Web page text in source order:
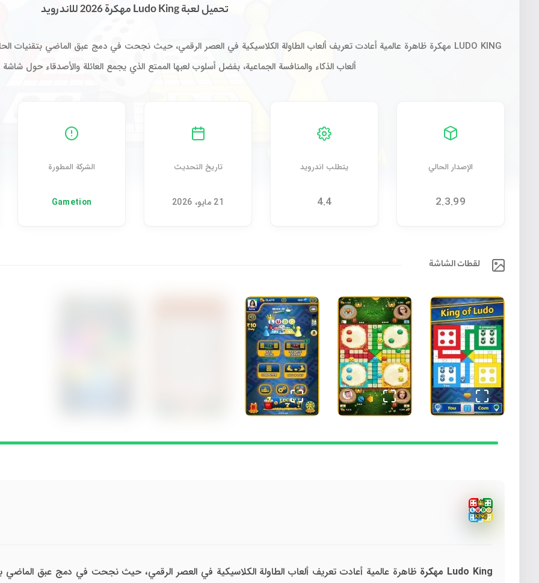
تحميل لعبة Ludo King مهكرة 2026 للاندرويد
ألعاب الذكاء والمنافسة الجماعية، بفضل أسلوب لعبها الممتع الذي يجمع العائلة والأصدقاء حول
الإصدار الحالي
2.3.99
يتطلب اندرويد
4.4
تاريخ التحديث
21 مايو، 2026
الشركة المطورة
Gametion‏
لقطات الشاشة
Ludo King مهكرة